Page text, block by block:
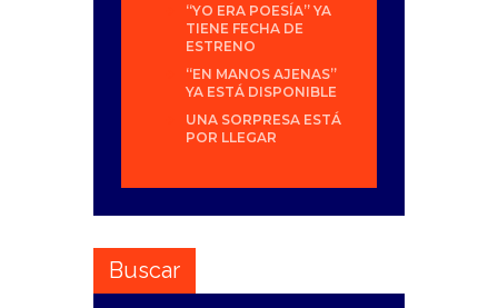
“YO ERA POESÍA” YA
TIENE FECHA DE
ESTRENO
“EN MANOS AJENAS”
YA ESTÁ DISPONIBLE
UNA SORPRESA ESTÁ
POR LLEGAR
Buscar